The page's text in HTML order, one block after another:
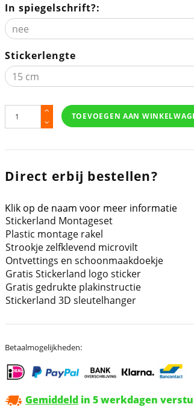
In spiegelschrift?:
Stickerlengte
TOEVOEGEN AAN
Direct erbij bestellen?
Klik op de naam voor meer informatie
Stickerland Montageset
Plastic montage rakel
Strookje zelfklevend microvilt
Ontvettings en schoonmaakdoekje
Gratis Stickerland logo sticker
Gratis gedrukte plakinstructie
Stickerland 3D sleutelhanger
Betaalmogelijkheden:
Gemiddeld in 5 werkdagen